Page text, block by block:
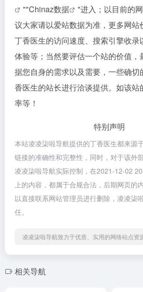
""Chinaz数据
"进入；以目前的
议大家请以爱站数据为准，更多网站
丁香医生的访问速度、搜索引擎收录
体验等；当然要评估一个站的价值，
据您自身的需求以及需要，一些确切
香医生的站长进行洽谈提供。如该站
率等！
特别声明
本站凌凌柒啦导航提供的丁香医生都来源
链接的准确性和完整性，同时，对于该外
凌凌柒啦导航实际控制，在2021-12-02
上的内容，都属于合规合法，后期网页的
以直接联系网站管理员进行删除，凌凌柒
任。
凌凌柒啦导航致力于优质、实用的网络站点资
相关导航